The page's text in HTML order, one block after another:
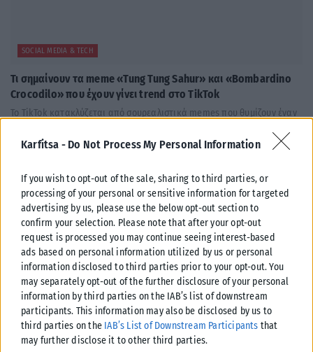
Karfitsa - Do Not Process My Personal Information
If you wish to opt-out of the sale, sharing to third parties, or
processing of your personal or sensitive information for targeted
advertising by us, please use the below opt-out section to
confirm your selection. Please note that after your opt-out
request is processed you may continue seeing interest-based
ads based on personal information utilized by us or personal
information disclosed to third parties prior to your opt-out. You
may separately opt-out of the further disclosure of your personal
information by third parties on the IAB’s list of downstream
participants. This information may also be disclosed by us to
third parties on the IAB’s List of Downstream Participants that
may further disclose it to other third parties.
SOCIAL MEDIA & TECH
Τι σημαίνουν τα meme «Tung Tung Sahur» και «Bombardino
Crocodilo» που έχουν γίνει trend στο TikTok
Το TikTok κατακλύζεται από σουρεαλιστικά memes που θυμίζουν έναν
Brainrot» —...